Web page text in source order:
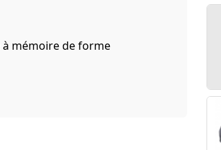
à mémoire de forme